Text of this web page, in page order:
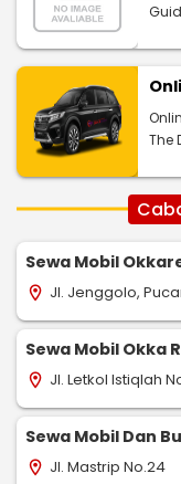
The
Sewa Mobil
location_on Jl. Jenggolo,
Sewa Mobil Okka
location_on Jl. Letkol Istiqlah
Sewa Mobil Dan
location_on Jl. Mastrip No.24